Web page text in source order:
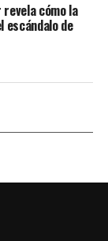
revela cómo la
de